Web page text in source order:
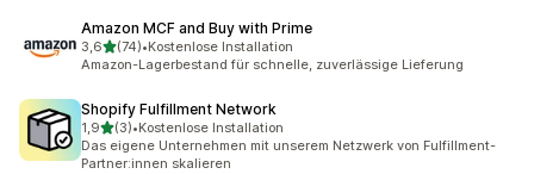
Amazon MCF and Buy with Prime
3,6von 5 Sternen
(74)
74 Rezensionen insgesamt
•Kostenlose Installation
Amazon-Lagerbestand für schnelle, zuverlässige Lieferung
Shopify Fulfillment Network
1,9von 5 Sternen
(3)
3 Rezensionen insgesamt
•Kostenlose Installation
Das eigene Unternehmen mit unserem Netzwerk von Fulfillment-
Partner:innen skalieren